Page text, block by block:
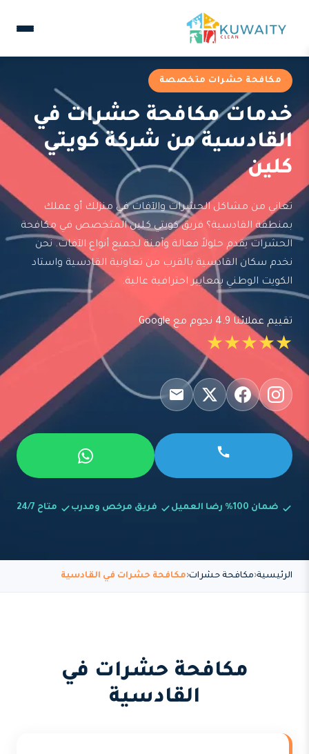
مكافحة حشرات متخصصة
خدمات مكافحة حشرات في
القادسية من شركة كويتي
كلين
تعاني من مشاكل الحشرات والآفات في منزلك أو عملك
بمنطقة القادسية؟ فريق كويتي كلين المتخصص في مكافحة
الحشرات يقدم حلولاً فعالة وآمنة لجميع أنواع الآفات. نحن
نخدم سكان القادسية بالقرب من تعاونية القادسية واستاد
الكويت الوطني بمعايير احترافية عالية.
تقييم عملائنا 4.9 نجوم مع Google
★★★★★
ضمان 100% رضا العميل فريق مرخص ومدرب متاح 24/7
الرئيسية مكافحة حشرات مكافحة حشرات في القادسية
مكافحة حشرات في
القادسية